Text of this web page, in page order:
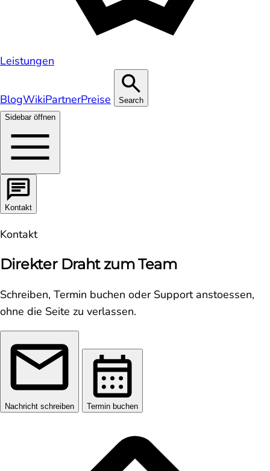
Leistungen
BlogWikiPartnerPreise
Search
Sidebar öffnen
Kontakt
Kontakt
Direkter Draht zum Team
Schreiben, Termin buchen oder Support anstoessen,
ohne die Seite zu verlassen.
Nachricht schreiben Termin buchen